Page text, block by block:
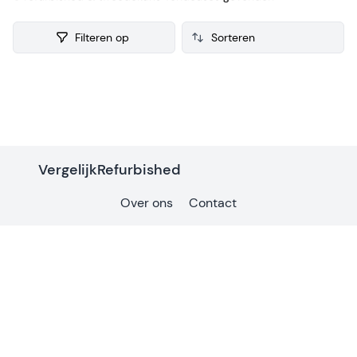
reviews, zodat je een weloverwogen keuze kunt maken bij je
aankoop.
Filteren op
VergelijkRefurbished
Over ons Contact